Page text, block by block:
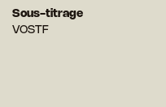
Sous-titrage
VOSTF